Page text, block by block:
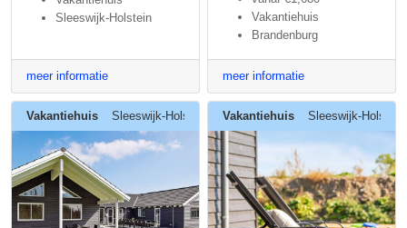
Sleeswijk-Holstein
meer informatie
Vakantiehuis
Brandenburg
meer informatie
Vakantiehuis Sleeswijk-Holstein Vakantiehuis Sleeswijk-Holstein